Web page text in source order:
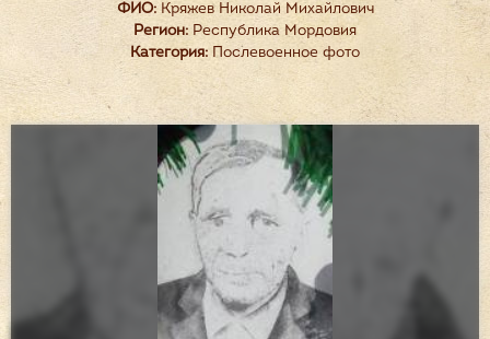
ФИО:Кряжев Николай Михайлович
Регион: Республика Мордовия
Категория: Послевоенное фото